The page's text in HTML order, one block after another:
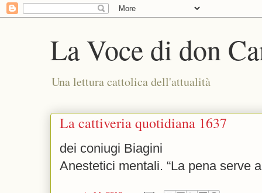
La Voce di don
Una lettura cattolica dell'attualità
La cattiveria quotidiana 1637
dei coniugi Biagini
Anestetici mentali. “La pena serve